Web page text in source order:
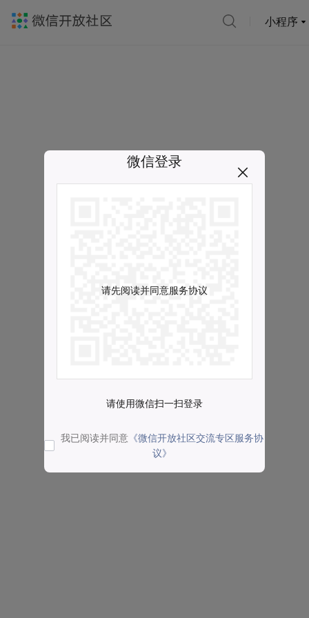
小程序
微信登录
请先阅读并同意服务协议
请使用微信扫一扫登录
我已阅读并同意 《微信开放社区交流专区服务协
议》